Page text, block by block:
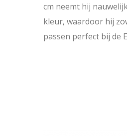
cm neemt hij
kleur, waardoor hij
passen perfect bij de